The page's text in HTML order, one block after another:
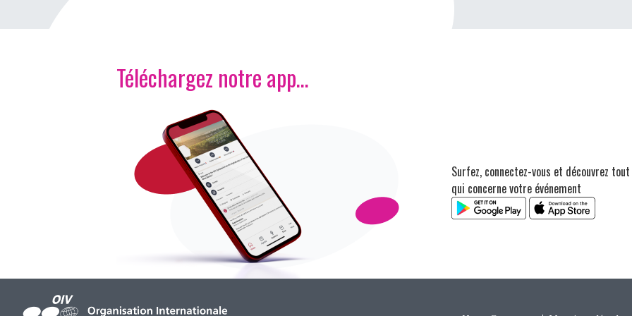
Téléchargez notre app…
Surfez, connectez-vous et découvrez
qui concerne votre événement